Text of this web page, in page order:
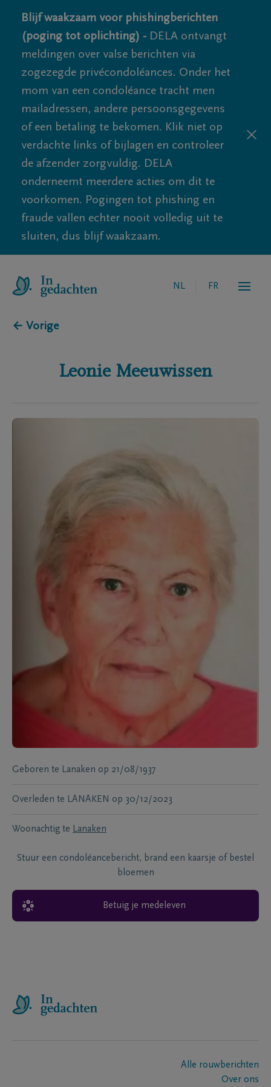
Blijf waakzaam voor phishingberichten
(poging tot oplichting) - DELA ontvangt
meldingen over valse berichten via
zogezegde privécondoléances. Onder het
mom van een condoléance tracht men
mailadressen, andere persoonsgegevens
of een betaling te bekomen. Klik niet op
verdachte links of bijlagen en controleer
de afzender zorgvuldig. DELA
onderneemt meerdere acties om dit te
voorkomen. Pogingen tot phishing en
fraude vallen echter nooit volledig uit te
sluiten, dus blijf waakzaam.
NL FR
← Vorige
Leonie Meeuwissen
Geboren te Lanaken op 21/08/1937
Overleden te LANAKEN op 30/12/2023
Woonachtig te Lanaken
Stuur een condoléancebericht, brand een kaarsje of bestel
bloemen
Betuig je medeleven
Alle rouwberichten
Over ons